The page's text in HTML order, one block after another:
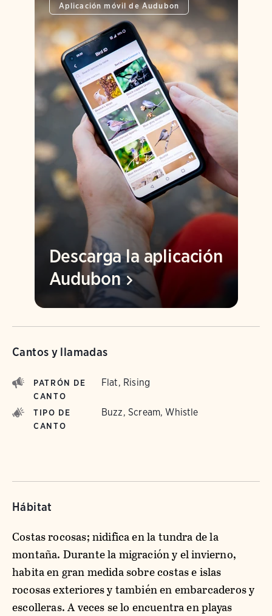
Aplicación móvil de Audubon
Descarga la aplicación
Audubon
Cantos y llamadas
PATRÓN DE
CANTO
Flat, Rising
TIPO DE
CANTO
Buzz, Scream, Whistle
Hábitat
Costas rocosas; nidifica en la tundra de la
montaña. Durante la migración y el invierno,
habita en gran medida sobre costas e islas
rocosas exteriores y también en embarcaderos y
escolleras. A veces se lo encuentra en playas